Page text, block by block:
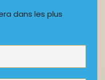
dans les plus